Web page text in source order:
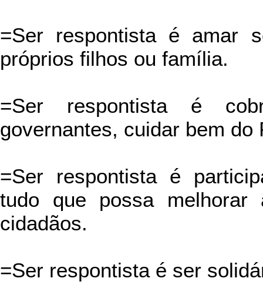
=Ser respontista é amar
próprios filhos ou família.
=Ser respontista é
governantes, cuidar bem do
=Ser respontista é
tudo que possa
cidadãos.
=Ser respontista é ser